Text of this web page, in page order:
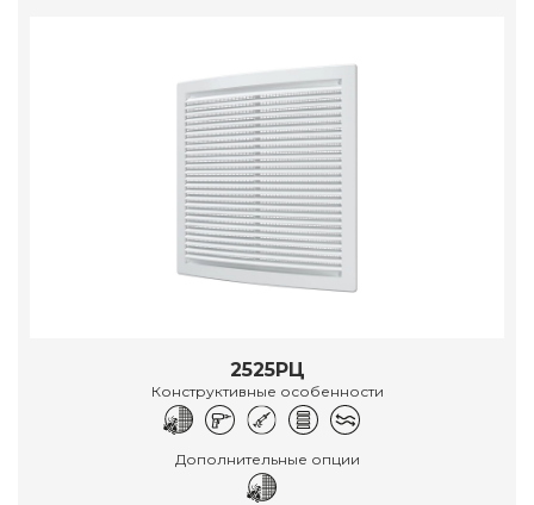
2525РЦ
Конструктивные особенности
Дополнительные опции